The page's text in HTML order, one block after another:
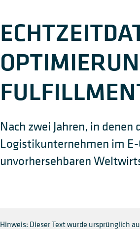
Nach zwei Jahren, in
Logistikunternehmen im
unvorhersehbaren
Hinweis: Dieser Text wurde ursprünglich